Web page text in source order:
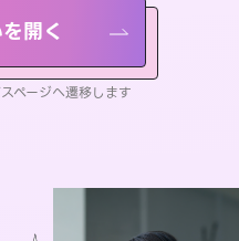
開く
ページへ遷移します